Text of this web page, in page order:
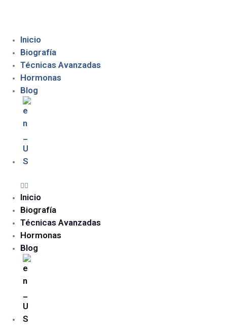
Inicio
Biografía
Técnicas Avanzadas
Hormonas
Blog
Inicio
Biografía
Técnicas Avanzadas
Hormonas
Blog